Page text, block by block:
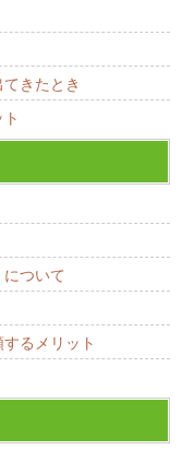
きたとき
ついて
るメリット